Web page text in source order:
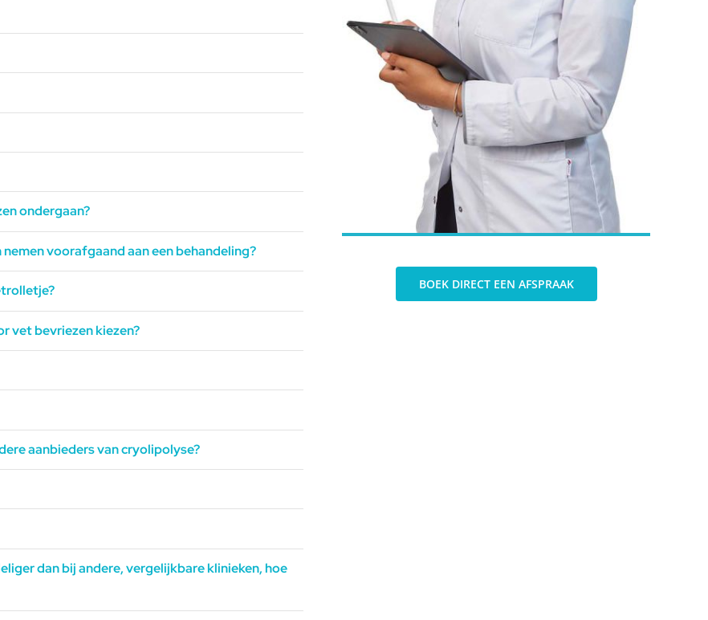
ondergaan?
voorafgaand aan een behandeling?
vet bevriezen kiezen?
aanbieders van cryolipolyse?
dan bij andere, vergelijkbare klinieken, hoe
BOEK DIRECT EEN AFSPRAAK